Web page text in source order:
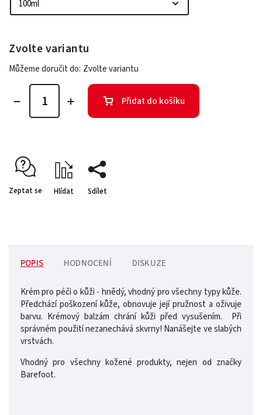
Zvolte variantu
Můžeme doručit do: Zvolte variantu
Přidat do košíku
Zeptat se Hlídat Sdílet
POPIS HODNOCENÍ DISKUZE
Krém pro péči o kůži - hnědý, vhodný pro všechny typy kůže.
Předchází poškození kůže, obnovuje její pružnost a oživuje
barvu. Krémový balzám chrání kůži před vysušením. Při
správném použití nezanechává skvrny! Nanášejte ve slabých
vrstvách.
Vhodný pro všechny kožené produkty, nejen od značky
Barefoot.